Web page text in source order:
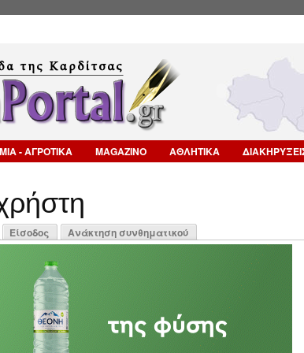
- ΑΓΡΟΤΙΚΑ MAGAZINO ΑΘΛΗΤΙΚΑ
Είσοδος Ανάκτηση συνθηματικού